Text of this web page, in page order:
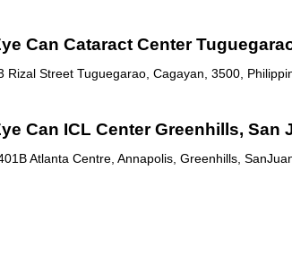
Can Cataract Center
Rizal Street Tuguegarao, Cagayan, 3500,
Can ICL Center Greenhills, San
Atlanta Centre, Annapolis, Greenhills,